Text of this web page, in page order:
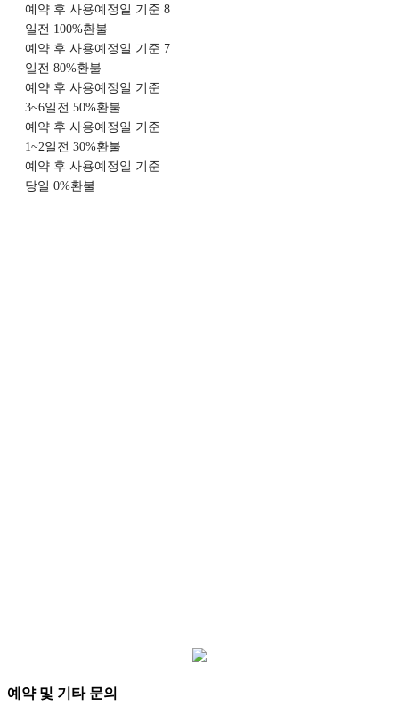
예약 후 사용예정일 기준 8
일전 100%환불
예약 후 사용예정일 기준 7
일전 80%환불
예약 후 사용예정일 기준
3~6일전 50%환불
예약 후 사용예정일 기준
1~2일전 30%환불
예약 후 사용예정일 기준
당일 0%환불
예약 및 기타 문의